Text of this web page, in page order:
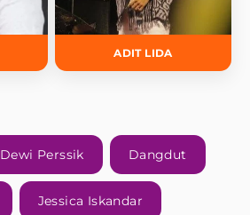
ADIT LIDA
Dewi Perssik Dangdut
Jessica Iskandar